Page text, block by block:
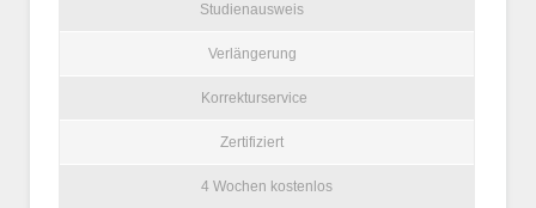
Studienausweis
Verlängerung
Korrekturservice
Zertifiziert
4 Wochen kostenlos